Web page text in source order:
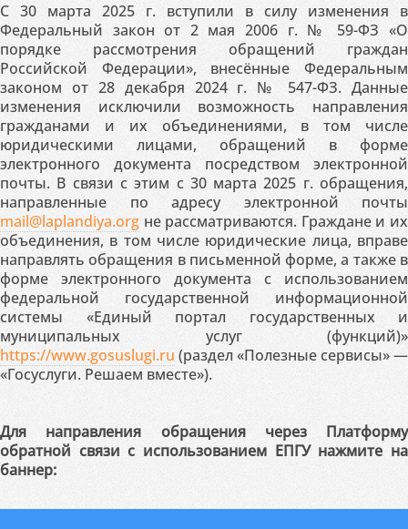
С 30 марта 2025 г. вступили в силу изменения в
Федеральный закон от 2 мая 2006 г. № 59-ФЗ «О
порядке рассмотрения обращений граждан
Российской Федерации», внесённые Федеральным
законом от 28 декабря 2024 г. № 547-ФЗ. Данные
изменения исключили возможность направления
гражданами и их объединениями, в том числе
юридическими лицами, обращений в форме
электронного документа посредством электронной
почты. В связи с этим с 30 марта 2025 г. обращения,
направленные по адресу электронной почты
mail@laplandiya.org не рассматриваются. Граждане и их
объединения, в том числе юридические лица, вправе
направлять обращения в письменной форме, а также в
форме электронного документа с использованием
федеральной государственной информационной
системы «Единый портал государственных и
муниципальных услуг (функций)»
https://www.gosuslugi.ru (раздел «Полезные сервисы» —
«Госуслуги. Решаем вместе»).
Для направления обращения через Платформу
обратной связи с использованием ЕПГУ нажмите на
баннер: